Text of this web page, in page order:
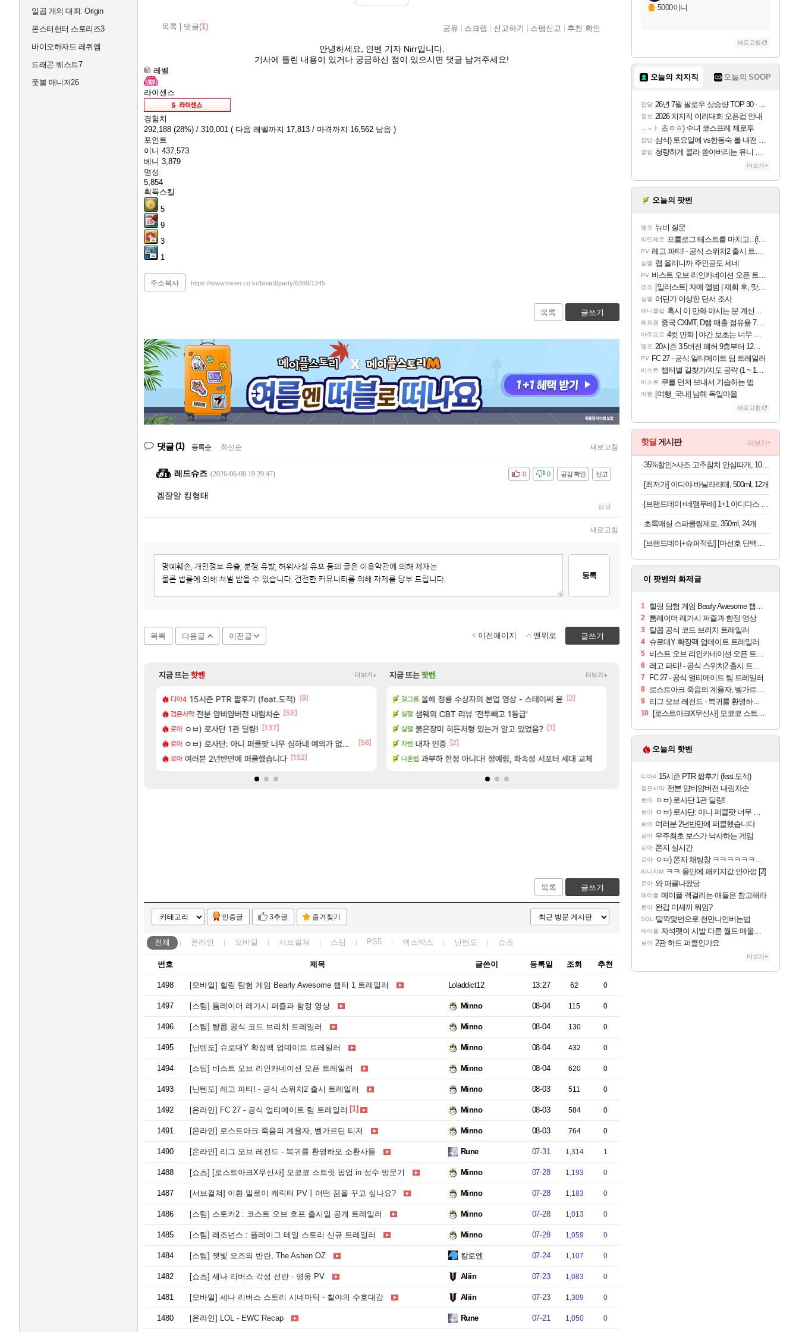
일곱 개의 대죄: Origin
몬스터헌터 스토리즈3
바이오하자드 레퀴엠
드래곤 퀘스트7
풋볼 매니저26
목록 댓글(1) 공유 스크랩 신고하기 스팸신고 추천 확인
안녕하세요, 인벤 기자 Nirr입니다.
기사에 틀린 내용이 있거나 궁금하신 점이 있으시면 댓글 남겨주세요!
레벨
라이센스
경험치
292,188 (28%) / 310,001 ( 다음 레벨까지 17,813 / 마격까지 16,562 남음 )
포인트
이니 437,573
베니 3,879
명성
5,854
획득스킬
5
9
3
1
주소복사 https://www.inven.co.kr/board/party/6399/1345
목록 글쓰기
댓글(1) 등록순 최신순 새로고침
레드슈즈 (2026-06-08 19:29:47) 신고
공감 확인
비공감 0
0
겜잘알 킹형태
답글
새로고침
등록
목록 다음글 이전글 글쓰기
이전페이지 맨위로
지금 뜨는핫벤 더보기+
디아4 15시즌 PTR 짧후기 (feat.도적) [9]
검은사막 전분 얌비얌버전 내림차순 [53]
로아 ㅇㅂ) 로사단 1관 딜량! [137]
로아 ㅇㅂ) 로사단: 아니 퍼클팟 너무 심하네 예의가 없어(?)
[56]
로아 여러분 2년반만에 퍼클했습니다 [152]
로아 우주최초 보스가 낙사하는 게임 [94]
로아 쫀지 실시간 [45]
로아 ㅇㅂ) 쫀지 채팅창 ㅋㅋㅋㅋㅋㅋㅋㅋㅋㅋㅋ
리니지M ㅋㅋ 올만에 패키지값 안아깝 [2]
로아 와 퍼클나왔당 [61]
메이플 메이플 렉걸리는 애들은 참고해라
로아
완갑 이새끼 뭐임? [33]
SOL 딸깍몇번으로 천만나인버는법 [1]
메이플
자석펫이 시발 다른 월드 매물이 183억인데 우리 월드 걸 207억에 처올리면 관세 내고 183억짜릴 사지 시발놈아 관세 없이 사려고 검색했더니 관세 붙인 가격으로 팔고 있으면 좋다고 사겠냐
지금 뜨는팟벤 더보기+
섭컬겜 넷마블, 신작 서브컬쳐 게임 [펄 인 블루] 티저 사이트 오픈
리밋제로 테스트 때는 로비에 온라인 기능이 있는데
실팰 렙 올리니까 주인공도 세네
PV 비스트 오브 리인카네이션 오픈 트레일러
비스트 챕터별 길찾기/지도 공략 (1 ~ 12장)
걸그룹 올해 청룡 수상자의 본업 영상 - 스테이씨 윤 [2]
실팰 샘웨의 CBT 리뷰 '전투빼고 1등급'
실팰 붉은장미 히든처형 있는거 알고 있었음? [1]
차벤 내차 인증 [2]
나혼렙 과부하 한정 아니다! 정예림, 화속성 서포터 세대 교체
섭컬겜 라이자 AI 채팅 RPG 게임 [RyzaChat: AI]
PV 로스트아크 죽음의 계율자, 벨가르딘 티저
차벤 저도 신차계약하고 차 받았습니다
섭컬겜 섬란 카구라 개발사 신작 [시노비 넥서스] 연내
목록 글쓰기
인증글 3추글 즐겨찾기
전체 온라인 모바일 서브컬쳐 스팀 PS5 엑스박스 닌텐도 쇼츠
번호 제목 글쓴이 등록일 조회 추천
1498 [모바일] 힐링 탐험 게임 Bearly Awesome 챕터 1 트레일러 Loladdict12 13:27 62 0
1497 [스팀] 툼레이더 레가시 퍼즐과 함정 영상 Minno 08-04 115 0
1496 [스팀] 탈콥 공식 코드 브리치 트레일러 Minno 08-04 130 0
1495 [닌텐도] 슈로대Y 확장팩 업데이트 트레일러 Minno 08-04 432 0
1494 [스팀] 비스트 오브 리인카네이션 오픈 트레일러 Minno 08-04 620 0
1493 [닌텐도] 레고 파티! - 공식 스위치2 출시 트레일러 Minno 08-03 511 0
1492 [온라인] FC 27 - 공식 얼티메이트 팀 트레일러 [1] Minno 08-03 584 0
1491 [온라인] 로스트아크 죽음의 계율자, 벨가르딘 티저 Minno 08-03 764 0
1490 [온라인] 리그 오브 레전드 - 복귀를 환영하오 소환사들 Rune 07-31 1,314 1
1488 [쇼츠] [로스트아크X무신사] 모코코 스트릿 팝업 in 성수 방문기 Minno 07-28 1,193 0
1487 [서브컬쳐] 이환 일로이 캐릭터 PV丨어떤 꿈을 꾸고 싶나요? Minno 07-28 1,183 0
1486 [스팀] 스토커2 : 코스트 오브 호프 출시일 공개 트레일러 Minno 07-28 1,013 0
1485 [스팀] 레조넌스 : 플레이그 테일 스토리 신규 트레일러 Minno 07-28 1,059 0
1484 [스팀] 잿빛 오즈의 반란, The Ashen OZ 칼로엔 07-24 1,107 0
1482 [쇼츠] 세나 리버스 각성 선란 - 영웅 PV Aliin 07-23 1,083 0
1481 [모바일] 세나 리버스 스토리 시네마틱 - 칠야의 수호대감 Aliin 07-23 1,309 0
1480 [온라인] LOL - EWC Recap Rune 07-21 1,050 0
5000이니
새로고침
오늘의 치지직 오늘의 SOOP
잡담 26년 7월 팔로우 상승량 TOP 30 - 월간 치지직
정보 2026 치지직 이리대회 오픈컵 안내
ㅗㅜㅑ 초ㅇㅎ) 수녀 코스프레 제로투
잡담 삼식) 토요일에 vs한동숙 롤 내전 예정
클립 청량하게 콜라 쏟아버리는 유니 ㅋㅋㅋ
더보기+
오늘의 팟벤
명조 뉴비 질문
리밋제로 프롤로그 테스트를 마치고.. (feat. 리아)
PV 레고 파티! - 공식 스위치2 출시 트레일러
실팰 렙 올리니까 주인공도 세네
PV 비스트 오브 리인카네이션 오픈 트레일러
명조 [일러스트] 자매 앨범 | 재회 후, 맛집에서
실팰 어딘가 이상한 단서 조사
애니클립 혹시 이 만화 아시는 분 계신가요
해외겜 중국 CXMT, D램 매출 점유율 7%…글로벌 4위로 부상
아주프로 4컷 만화 | 야간 보초는 너무 힘들어
명조 20시즌 3.5버전 폐허 9층부터 12층까지 클리어 조합 | 죽음의 노래와 바닷속 폐허 |
PV FC 27 - 공식 얼티메이트 팀 트레일러
비스트 챕터별 길찾기/지도 공략 (1 ~ 12장)
비스트 쿠를 먼저 보내서 기습하는 법
여행 [여행_국내] 남해 독일마을
새로고침
핫딜 게시판 더보기+
35%할인>사조 고추참치 안심따개, 100g, 10개
[최저가] 이디야 바닐라라떼, 500ml, 12개
[브랜드데이+네맴무배] 1+1 아디다스 퍼포먼스 무릎보호대 니슬리브 배구 헬스 축구 러닝 농구 운동 등산 테니스
초록매실 스파클링제로, 350ml, 24개
[브랜드데이+슈퍼적립] [마선호 단백질] 셀렉스 프로핏 Sports WPI 드링크 초콜릿, 330ml, 12개
이 팟벤의 화제글
1 힐링 탐험 게임 Bearly Awesome 챕터 1 트레일러
2 툼레이더 레가시 퍼즐과 함정 영상
3 탈콥 공식 코드 브리치 트레일러
4 슈로대Y 확장팩 업데이트 트레일러
5 비스트 오브 리인카네이션 오픈 트레일러
6 레고 파티! - 공식 스위치2 출시 트레일러
7 FC 27 - 공식 얼티메이트 팀 트레일러
8 로스트아크 죽음의 계율자, 벨가르딘 티저
9 리그 오브 레전드 - 복귀를 환영하오 소환사들
10 [로스트아크X무신사] 모코코 스트릿 팝업 in 성수 방문기
오늘의 핫벤
디아4 15시즌 PTR 짧후기 (feat.도적)
검은사막 전분 얌비얌버전 내림차순
로아 ㅇㅂ) 로사단 1관 딜량!
로아 ㅇㅂ) 로사단: 아니 퍼클팟 너무 심하네 예의가 없어(?)
로아 여러분 2년반만에 퍼클했습니다
로아 우주최초 보스가 낙사하는 게임
로아 쫀지 실시간
로아 ㅇㅂ) 쫀지 채팅창 ㅋㅋㅋㅋㅋㅋㅋㅋㅋㅋㅋ
리니지M ㅋㅋ 올만에 패키지값 안아깝 [2]
로아 와 퍼클나왔당
메이플 메이플 렉걸리는 애들은 참고해라
로아 완갑 이새끼 뭐임?
SOL 딸깍몇번으로 천만나인버는법
메이플 자석펫이 시발 다른 월드 매물이 183억인데 우리 월드 걸 207억에 처올리면 관세 내고 183억짜릴 사지 시발놈아 관세 없이 사려고 검색했더니 관세 붙인 가격으로 팔고 있으면 좋다고 사겠냐 개놈새끼야
로아 2관 하드 퍼클인가요
더보기+